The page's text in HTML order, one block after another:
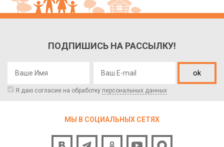
ПОДПИШИСЬ НА РАССЫЛКУ!
ok
Я даю согласие на обработку персональных данных
МЫ В СОЦИАЛЬНЫХ СЕТЯХ